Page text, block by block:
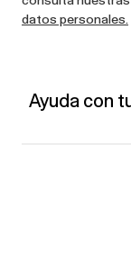
datos personales.
Ayuda con